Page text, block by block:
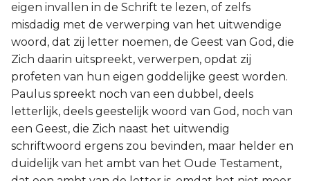
eigen invallen in de Schrift te lezen, of zelfs
misdadig met de verwerping van het uitwendige
woord, dat zij letter noemen, de Geest van God, die
Zich daarin uitspreekt, verwerpen, opdat zij
profeten van hun eigen goddelijke geest worden.
Paulus spreekt noch van een dubbel, deels
letterlijk, deels geestelijk woord van God, noch van
een Geest, die Zich naast het uitwendig
schriftwoord ergens zou bevinden, maar helder en
duidelijk van het ambt van het Oude Testament,